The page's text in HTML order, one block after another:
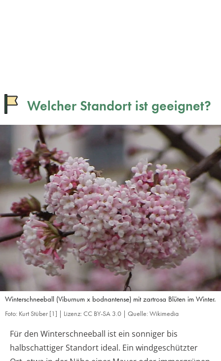
Welcher Standort ist geeignet?
Winterschneeball (Viburnum x bodnantense) mit zartrosa Blüten im Winter.
Foto: Kurt Stüber [1] | Lizenz: CC BY-SA 3.0 | Quelle: Wikimedia
Für den Winterschneeball ist ein sonniger bis
halbschattiger Standort ideal. Ein windgeschützter